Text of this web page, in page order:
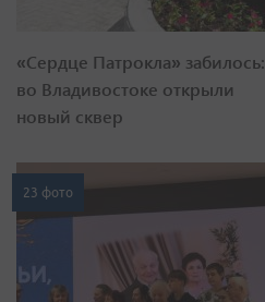
«Сердце Патрокла» забилось:
во Владивостоке открыли
новый сквер
23 фото